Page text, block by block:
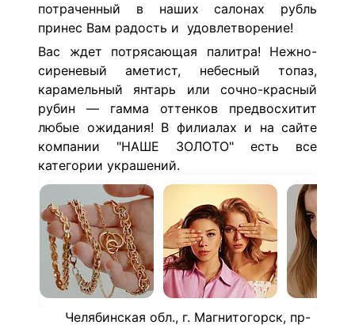
потраченный в наших салонах рубль
принес Вам радость и удовлетворение!
Вас ждет потрясающая палитра! Нежно-
сиреневый аметист, небесный топаз,
карамельный янтарь или сочно-красный
рубин — гамма оттенков предвосхитит
любые ожидания! В филиалах и на сайте
компании "НАШЕ ЗОЛОТО" есть все
категории украшений.
Челябинская обл., г. Магнитогорск, пр-